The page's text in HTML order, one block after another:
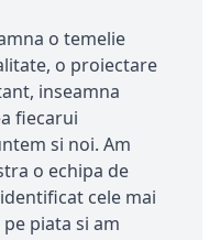
o temelie
o proiectare
inseamna
fiecarui
si noi. Am
o echipa de
cele mai
piata si am